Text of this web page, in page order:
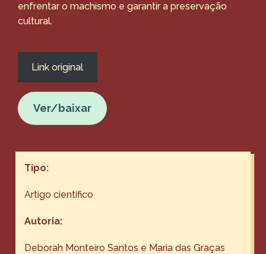
enfrentar o machismo e garantir a preservação
cultural.
Link original
Ver/baixar
Tipo:
Artigo científico
Autoria:
Deborah Monteiro Santos e Maria das Graças